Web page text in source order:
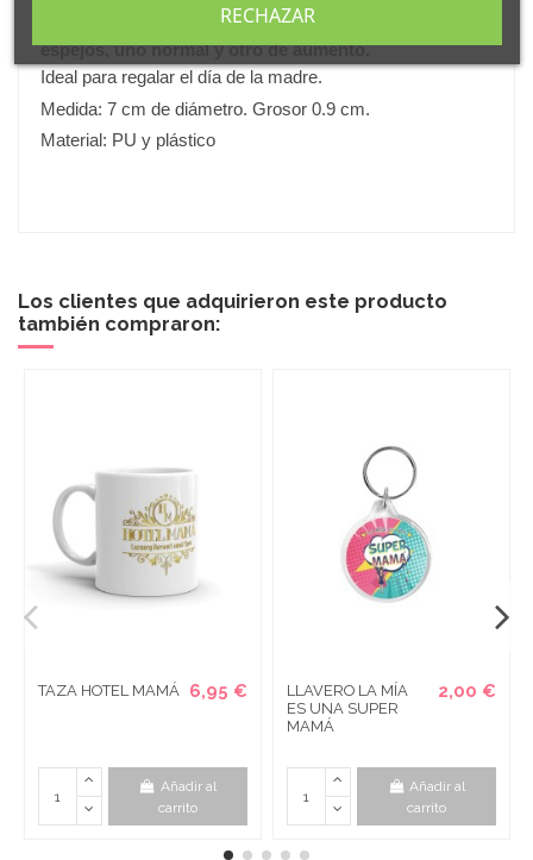
Práctico espejo plegable de bolsillo formado por dos
espejos, uno normal y otro de aumento.
Ideal para regalar el día de la madre.
Medida: 7 cm de diámetro. Grosor 0.9 cm.
Material: PU y plástico
Los clientes que adquirieron este producto
también compraron:
TAZA HOTEL MAMÁ 6,95 €
Añadir al
carrito
LLAVERO LA MÍA
ES UNA SUPER
MAMÁ
2,00 €
Añadir al
carrito
RECHAZAR